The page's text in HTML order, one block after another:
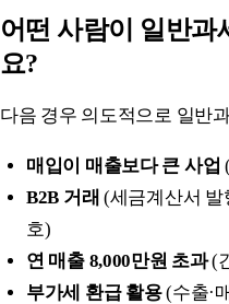
어떤 사람이 일반과
요?
다음 경우 의도적으로 일반
매입이 매출보다 큰 사업
B2B 거래 (세금계산서 발
호)
연 매출 8,000만원 초과(
부가세 환급 활용(수출·